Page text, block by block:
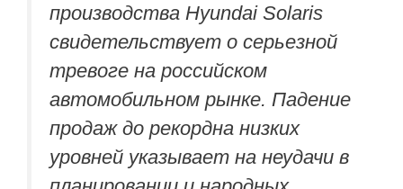
производства Hyundai Solaris
свидетельствует о серьезной
тревоге на российском
автомобильном рынке. Падение
продаж до рекордна низких
уровней указывает на неудачи в